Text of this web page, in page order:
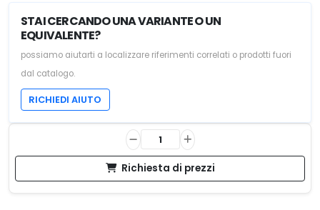
STAI CERCANDO UNA VARIANTE O UN
EQUIVALENTE?
possiamo aiutarti a localizzare riferimenti correlati o prodotti fuori
dal catalogo.
RICHIEDI AIUTO
Richiesta di prezzi